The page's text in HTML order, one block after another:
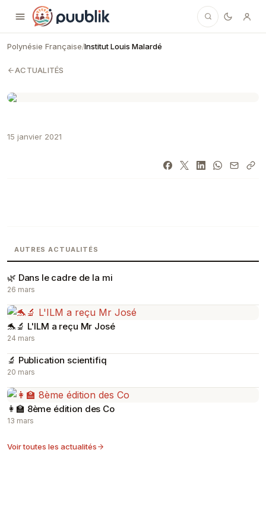
Puublik
Polynésie Française/Institut Louis Malardé
ACTUALITÉS
15 janvier 2021
AUTRES ACTUALITÉS
🌿 Dans le cadre de la mi
26 mars
🐬🔬 L'ILM a reçu Mr José
24 mars
🔬 Publication scientifiq
20 mars
👩‍🏫 8ème édition des Co
13 mars
Voir toutes les actualités